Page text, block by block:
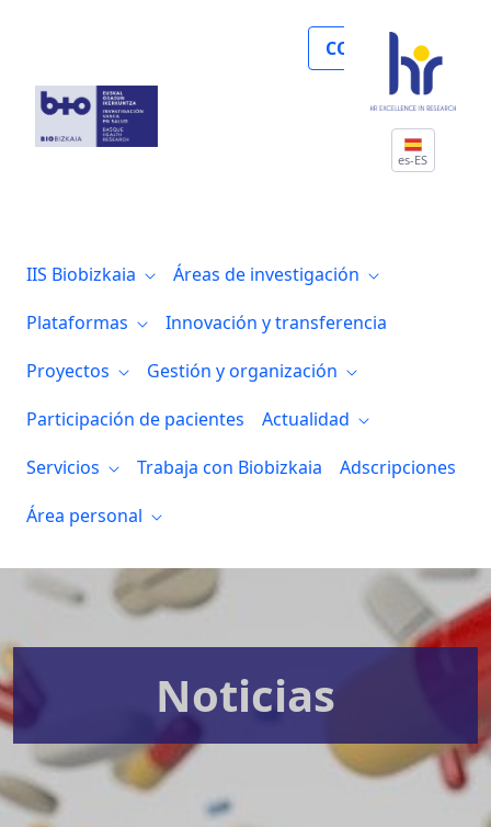
COLABORA
es-ES
IIS Biobizkaia
Áreas de investigación
Plataformas
Innovación y transferencia
Proyectos
Gestión y organización
Participación de pacientes
Actualidad
Servicios
Trabaja con Biobizkaia
Adscripciones
Área personal
Noticias